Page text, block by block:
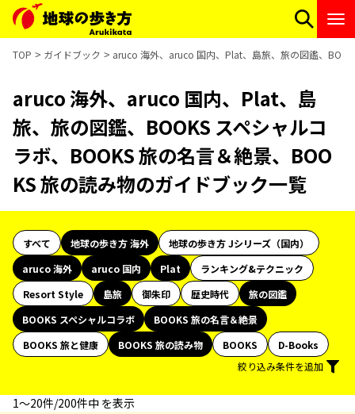
TOP ガイドブック aruco 海外、aruco 国内、Plat、島旅、旅の図鑑、
aruco 海外、aruco 国内、Plat、島
旅、旅の図鑑、BOOKS スペシャルコ
ラボ、BOOKS 旅の名言＆絶景、BOO
KS 旅の読み物のガイドブック一覧
すべて 地球の歩き方 海外
地球の歩き方 Jシリーズ（国内）
aruco 海外
aruco 国内 Plat
ランキング&テクニック
Resort Style
島旅 御朱印 歴史時代
旅の図鑑
BOOKS スペシャルコラボ
BOOKS 旅の名言＆絶景
BOOKS 旅と健康
BOOKS 旅の読み物 BOOKS
D-Books
絞り込み条件を追加
1〜20件/200件中 を表示